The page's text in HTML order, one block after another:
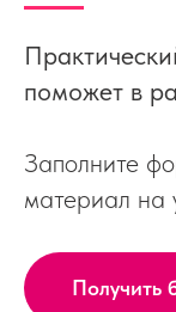
поможет в
Заполните
материал на
Получить